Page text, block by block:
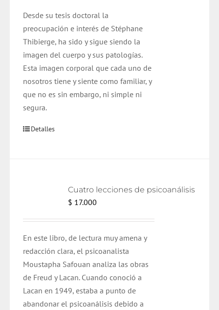
Desde su tesis doctoral la
preocupación e interés de Stéphane
Thibierge, ha sido y sigue siendo la
imagen del cuerpo y sus patologías.
Esta imagen corporal que cada uno de
nosotros tiene y siente como familiar, y
que no es sin embargo, ni simple ni
segura.
Detalles
Cuatro lecciones de psicoanálisis
$ 17.000
En este libro, de lectura muy amena y
redacción clara, el psicoanalista
Moustapha Safouan analiza las obras
de Freud y Lacan. Cuando conoció a
Lacan en 1949, estaba a punto de
abandonar el psicoanálisis debido a